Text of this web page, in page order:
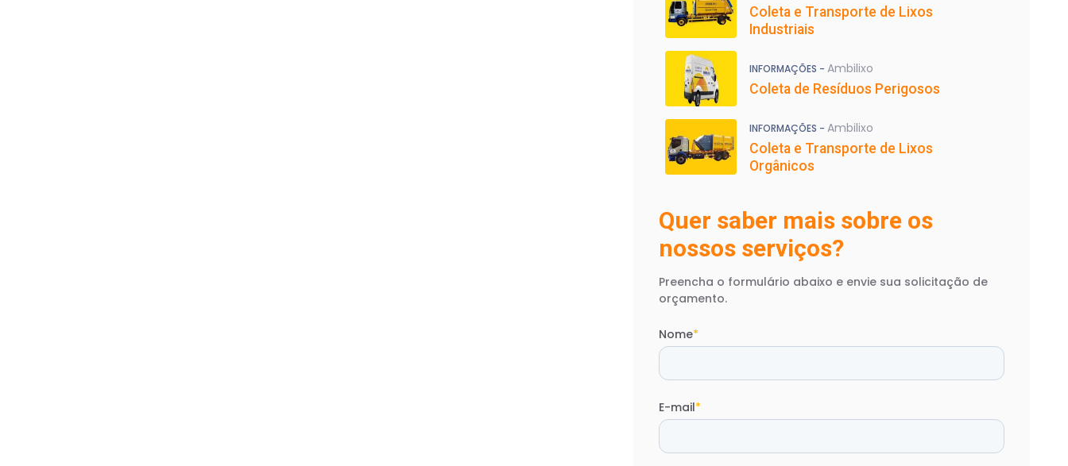
Coleta e Transporte de Lixos
Industriais
INFORMAÇÕES - Ambilixo
Coleta de Resíduos Perigosos
INFORMAÇÕES - Ambilixo
Coleta e Transporte de Lixos
Orgânicos
Quer saber mais sobre os
nossos serviços?
Preencha o formulário abaixo e envie sua solicitação de
orçamento.
Nome*
E-mail*